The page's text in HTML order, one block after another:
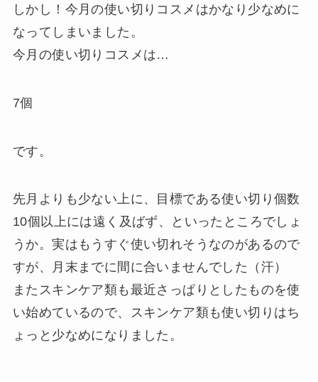
しかし！今月の使い切りコスメはかなり少なめに
なってしまいました。
今月の使い切りコスメは…
7個
です。
先月よりも少ない上に、目標である使い切り個数
10個以上には遠く及ばず、といったところでしょ
うか。実はもうすぐ使い切れそうなのがあるので
すが、月末までに間に合いませんでした（汗）
またスキンケア類も最近さっぱりとしたものを使
い始めているので、スキンケア類も使い切りはち
ょっと少なめになりました。